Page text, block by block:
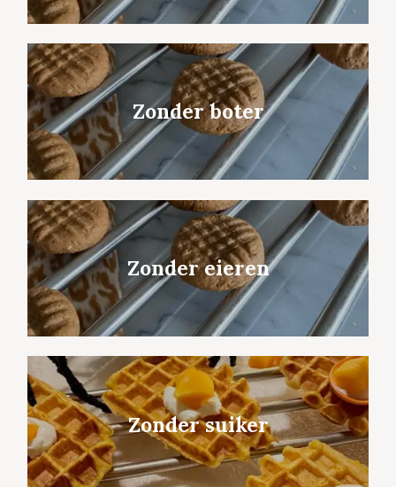
Zonder boter
Zonder eieren
Zonder suiker